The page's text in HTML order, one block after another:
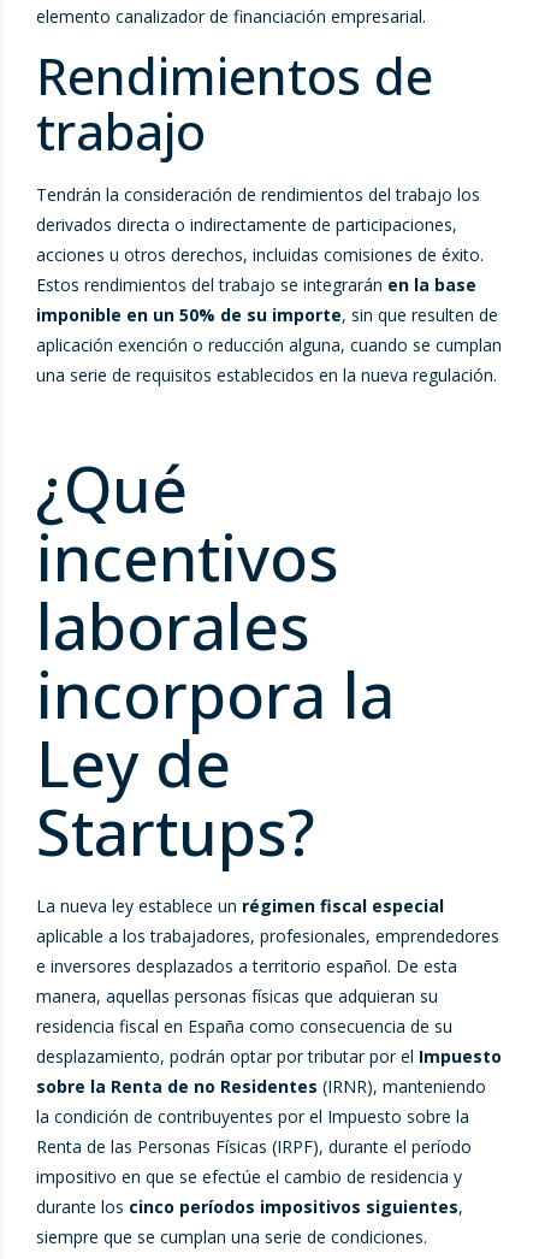
elemento canalizador de financiación empresarial.
Rendimientos de
trabajo
Tendrán la consideración de rendimientos del trabajo los
derivados directa o indirectamente de participaciones,
acciones u otros derechos, incluidas comisiones de éxito.
Estos rendimientos del trabajo se integrarán en la base
imponible en un 50% de su importe, sin que resulten de
aplicación exención o reducción alguna, cuando se cumplan
una serie de requisitos establecidos en la nueva regulación.
¿Qué
incentivos
laborales
incorpora la
Ley de
Startups?
La nueva ley establece un régimen fiscal especial
aplicable a los trabajadores, profesionales, emprendedores
e inversores desplazados a territorio español. De esta
manera, aquellas personas físicas que adquieran su
residencia fiscal en España como consecuencia de su
desplazamiento, podrán optar por tributar por el Impuesto
sobre la Renta de no Residentes (IRNR), manteniendo
la condición de contribuyentes por el Impuesto sobre la
Renta de las Personas Físicas (IRPF), durante el período
impositivo en que se efectúe el cambio de residencia y
durante los cinco períodos impositivos siguientes,
siempre que se cumplan una serie de condiciones.